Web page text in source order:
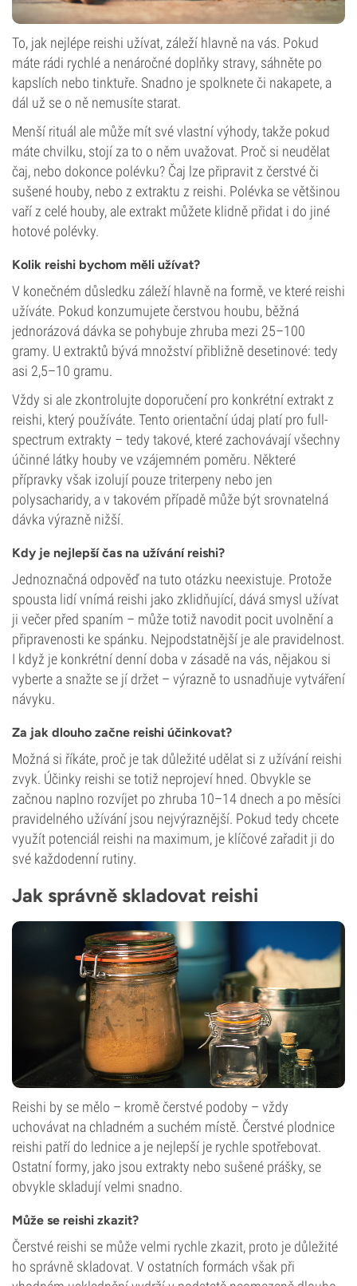
To, jak nejlépe reishi užívat, záleží hlavně na vás. Pokud
máte rádi rychlé a nenáročné doplňky stravy, sáhněte po
kapslích nebo tinktuře. Snadno je spolknete či nakapete, a
dál už se o ně nemusíte starat.
Menší rituál ale může mít své vlastní výhody, takže pokud
máte chvilku, stojí za to o něm uvažovat. Proč si neudělat
čaj, nebo dokonce polévku? Čaj lze připravit z čerstvé či
sušené houby, nebo z extraktu z reishi. Polévka se většinou
vaří z celé houby, ale extrakt můžete klidně přidat i do jiné
hotové polévky.
Kolik reishi bychom měli užívat?
V konečném důsledku záleží hlavně na formě, ve které reishi
užíváte. Pokud konzumujete čerstvou houbu, běžná
jednorázová dávka se pohybuje zhruba mezi 25–100
gramy. U extraktů bývá množství přibližně desetinové: tedy
asi 2,5–10 gramu.
Vždy si ale zkontrolujte doporučení pro konkrétní extrakt z
reishi, který používáte. Tento orientační údaj platí pro full-
spectrum extrakty – tedy takové, které zachovávají všechny
účinné látky houby ve vzájemném poměru. Některé
přípravky však izolují pouze triterpeny nebo jen
polysacharidy, a v takovém případě může být srovnatelná
dávka výrazně nižší.
Kdy je nejlepší čas na užívání reishi?
Jednoznačná odpověď na tuto otázku neexistuje. Protože
spousta lidí vnímá reishi jako zklidňující, dává smysl užívat
ji večer před spaním – může totiž navodit pocit uvolnění a
připravenosti ke spánku. Nejpodstatnější je ale pravidelnost.
I když je konkrétní denní doba v zásadě na vás, nějakou si
vyberte a snažte se jí držet – výrazně to usnadňuje vytváření
návyku.
Za jak dlouho začne reishi účinkovat?
Možná si říkáte, proč je tak důležité udělat si z užívání reishi
zvyk. Účinky reishi se totiž neprojeví hned. Obvykle se
začnou naplno rozvíjet po zhruba 10–14 dnech a po měsíci
pravidelného užívání jsou nejvýraznější. Pokud tedy chcete
využít potenciál reishi na maximum, je klíčové zařadit ji do
své každodenní rutiny.
Jak správně skladovat reishi
Reishi by se mělo – kromě čerstvé podoby – vždy
uchovávat na chladném a suchém místě. Čerstvé plodnice
reishi patří do lednice a je nejlepší je rychle spotřebovat.
Ostatní formy, jako jsou extrakty nebo sušené prášky, se
obvykle skladují velmi snadno.
Může se reishi zkazit?
Čerstvé reishi se může velmi rychle zkazit, proto je důležité
ho správně skladovat. V ostatních formách však při